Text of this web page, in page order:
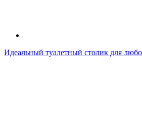
Идеальный туалетный столик для